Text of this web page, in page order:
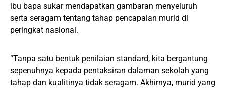
ibu bapa sukar mendapatkan gambaran menyeluruh
serta seragam tentang tahap pencapaian murid di
peringkat nasional.
“Tanpa satu bentuk penilaian standard, kita bergantung
sepenuhnya kepada pentaksiran dalaman sekolah yang
tahap dan kualitinya tidak seragam. Akhirnya, murid yang